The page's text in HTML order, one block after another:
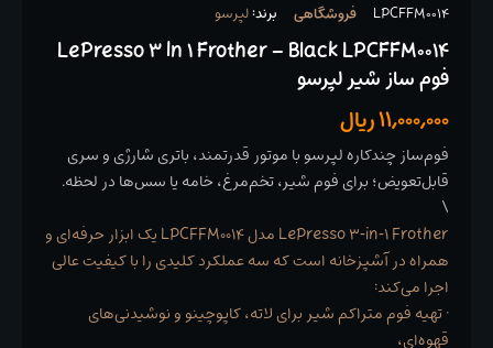
LPCFFM0014 فروشگاهی برند:لپرسو
LePresso 3 In 1 Frother – Black LPCFFM0014
فوم ساز شیر لپرسو
11,000,000ریال
فوم‌ساز چندکاره لپرسو با موتور قدرتمند، باتری شارژی و سری
قابل‌تعویض؛ برای فوم شیر، تخم‌مرغ، خامه یا سس‌ها در لحظه.
\
LePresso 3‑in‑1 Frother مدل LPCFFM0014 یک ابزار حرفه‌ای و
همراه در آشپزخانه است که سه عملکرد کلیدی را با کیفیت عالی
اجرا می‌کند:
• تهیه فوم متراکم شیر برای لاته، کاپوچینو و نوشیدنی‌های
قهوه‌ای،